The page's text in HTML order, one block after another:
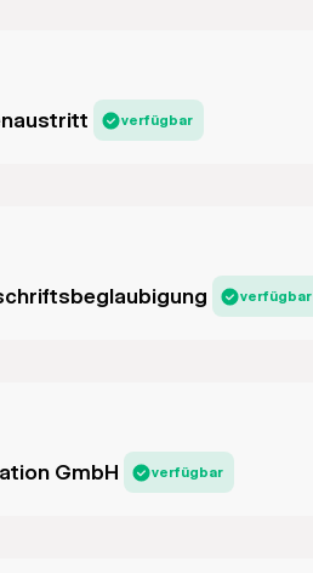
verfügbar
verfügbar
GmbH verfügbar